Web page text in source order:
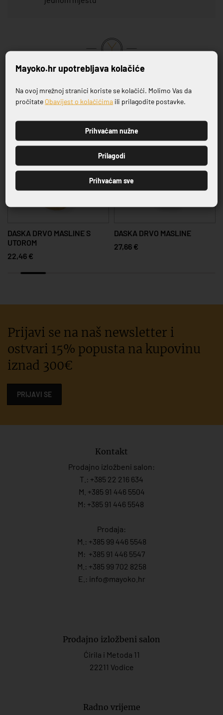
VRHUNSKA KVALITETA PROIZVODA
Povezani proizvodi
DASKA DRVO MASLINE S
UTOROM
22,46 €
DASKA DRVO MASLINE
27,66 €
Prijavi se na naš newsletter i
ostvari 15% popusta na kupovinu
iznad 300€
PRIJAVI SE
Kontakt
Prodajno izložbeni salon:
T.: +385 22 216 634
M. +385 91 446 5504
M: +385 91 446 5548
Prodaja:
M.: +385 99 446 5548
M: +385 91 446 5547
M.: +385 99 702 8258
E.: info@mayoko. hr
Prodajno izložbeni salon
Ćirila i Metoda 11
22211 Vodice
Radno vrijeme
Prijavite se na naš newsletter
PRIJAVI SE
Mayoko.hr upotrebljava kolačiće
Na ovoj mrežnoj stranici koriste se kolačići. Molimo Vas da
pročitate Obavijest o kolačićima ili prilagodite postavke.
Prihvaćam nužne
Prilagodi
Prihvaćam sve